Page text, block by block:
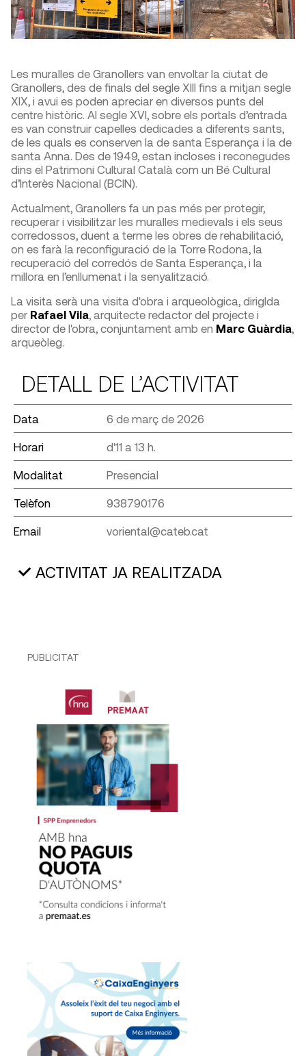
Les muralles de Granollers van envoltar la ciutat de
Granollers, des de finals del segle XIII fins a mitjan segle
XIX, i avui es poden apreciar en diversos punts del
centre històric. Al segle XVI, sobre els portals d’entrada
es van construir capelles dedicades a diferents sants,
de les quals es conserven la de santa Esperança i la de
santa Anna. Des de 1949, estan incloses i reconegudes
dins el Patrimoni Cultural Català com un Bé Cultural
d’Interès Nacional (BCIN).
Actualment, Granollers fa un pas més per protegir,
recuperar i visibilitzar les muralles medievals i els seus
corredossos, duent a terme les obres de rehabilitació,
on es farà la reconfiguració de la Torre Rodona, la
recuperació del corredós de Santa Esperança, i la
millora en l’enllumenat i la senyalització.
La visita serà una visita d'obra i arqueològica, dirigIda
per Rafael Vila, arquitecte redactor del projecte i
director de l'obra, conjuntament amb en Marc Guàrdia,
arqueòleg.
DETALL DE L’ACTIVITAT
Data 6 de març de 2026
Horari d'11 a 13 h.
Modalitat Presencial
Telèfon 938790176
Email voriental@cateb.cat
ACTIVITAT JA REALITZADA
PUBLICITAT